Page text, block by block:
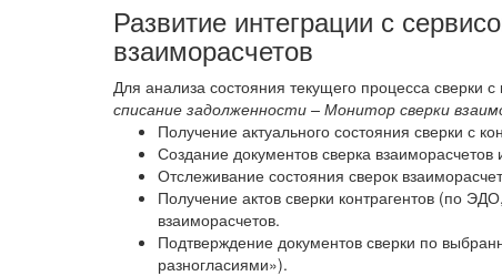
Развитие интеграции с
взаиморасчетов
Для анализа состояния текущего процесса сверки
списание задолженности – Монитор сверки
Получение актуального состояния сверки с
Создание документов сверка
Отслеживание состояния сверок
Получение актов сверки контрагентов (по
взаиморасчетов.
Подтверждение документов сверки по
разногласиями»).